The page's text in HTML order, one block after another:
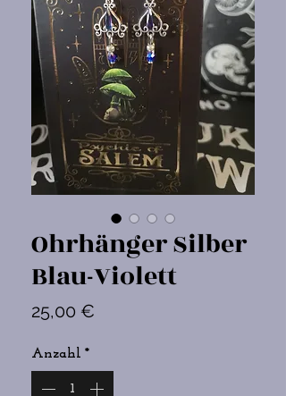
Ohrhänger Silber
Blau-Violett
25,00 €
Anzahl *